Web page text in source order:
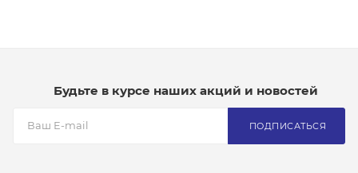
Будьте в курсе наших акций и новостей
ПОДПИСАТЬСЯ